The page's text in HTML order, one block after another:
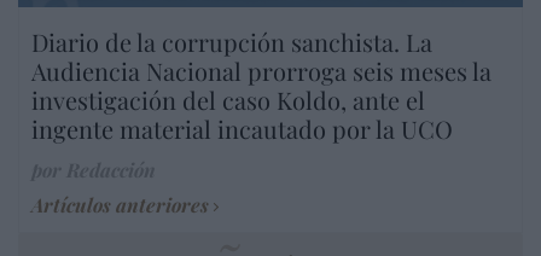
Diario de la corrupción sanchista. La
Audiencia Nacional prorroga seis meses la
investigación del caso Koldo, ante el
ingente material incautado por la UCO
Artículos anteriores